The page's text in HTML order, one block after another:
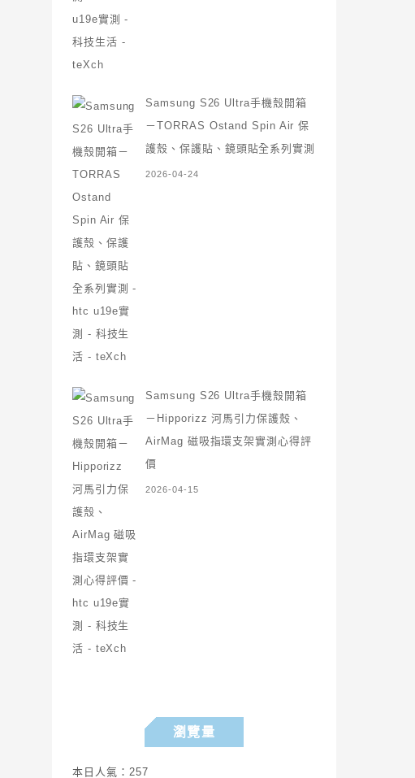
Samsung S26 Ultra手機殼開箱
－TORRAS Ostand Spin Air 保
護殼、保護貼、鏡頭貼全系列實測
2026-04-24
Samsung S26 Ultra手機殼開箱
－Hipporizz 河馬引力保護殼、
AirMag 磁吸指環支架實測心得評
價
2026-04-15
瀏覽量
本日人氣：257